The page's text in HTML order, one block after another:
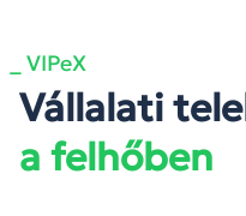
_ VIPeX
Vállalati
a felhőben